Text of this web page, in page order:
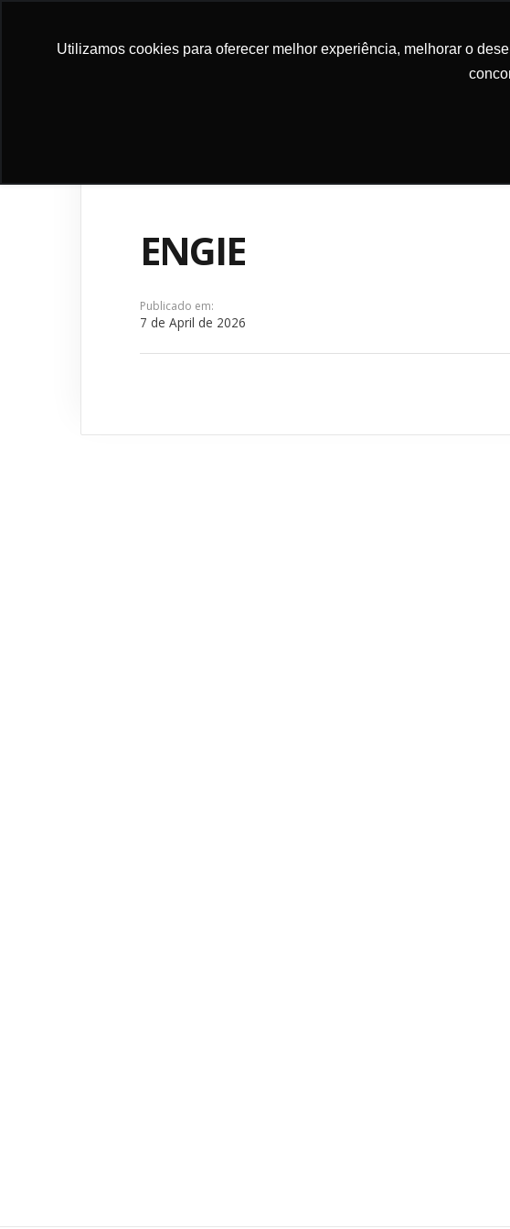
Utilizamos cookies para oferecer melhor experiência, melhorar o
DONATE
ABOUT
PROGRAMS AND
ENGIE
Publicado em:
7 de April de 2026